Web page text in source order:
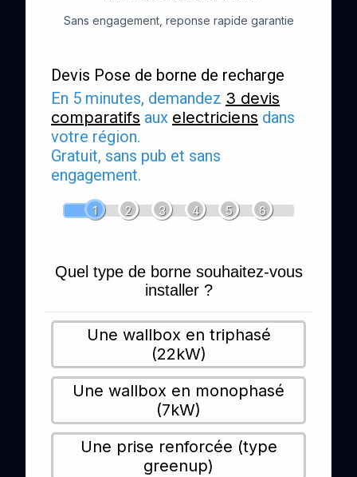
Sans engagement, reponse rapide garantie
Devis Pose de borne de recharge
En 5 minutes, demandez 3 devis
comparatifs aux electriciens dans
votre région.
Gratuit, sans pub et sans
engagement.
1 2 3 4 5 6
Quel type de borne souhaitez-vous
installer ?
Une wallbox en triphasé
(22kW)
Une wallbox en monophasé
(7kW)
Une prise renforcée (type
greenup)